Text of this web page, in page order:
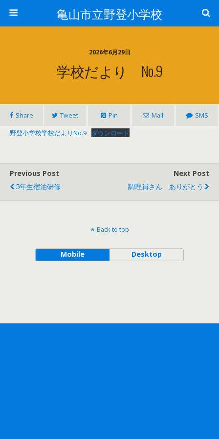
亀山市立野登小学校
2026年6月29日
学校だより No.9
Share Tweet Pin Mail
SMS
野登小学校学校だよりNo.9
ダウンロード
Previous Post
5年生宿泊研修
Next Post
調理員さん ありがとう
Back to top
Mobile Desktop